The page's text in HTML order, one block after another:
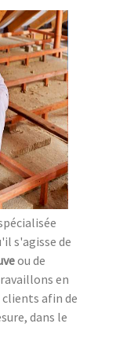
s'agisse de
ou de
en
afin de
dans le